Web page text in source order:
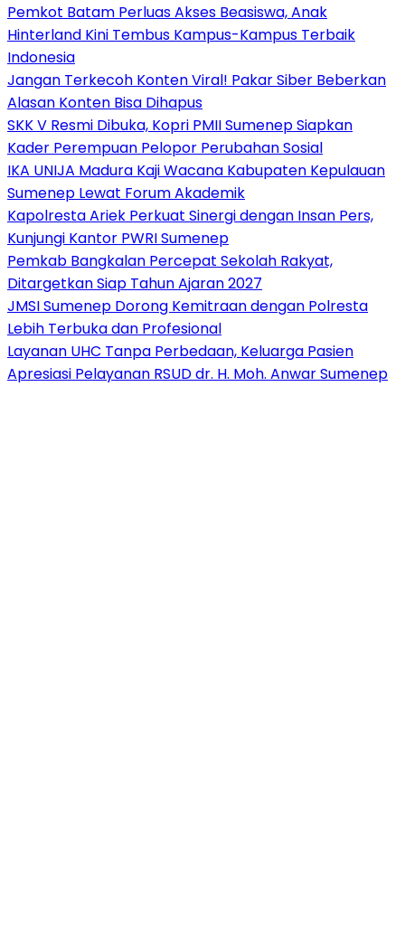
Pemkot Batam Perluas Akses Beasiswa, Anak
Hinterland Kini Tembus Kampus-Kampus Terbaik
Indonesia
Jangan Terkecoh Konten Viral! Pakar Siber Beberkan
Alasan Konten Bisa Dihapus
SKK V Resmi Dibuka, Kopri PMII Sumenep Siapkan
Kader Perempuan Pelopor Perubahan Sosial
IKA UNIJA Madura Kaji Wacana Kabupaten Kepulauan
Sumenep Lewat Forum Akademik
Kapolresta Ariek Perkuat Sinergi dengan Insan Pers,
Kunjungi Kantor PWRI Sumenep
Pemkab Bangkalan Percepat Sekolah Rakyat,
Ditargetkan Siap Tahun Ajaran 2027
JMSI Sumenep Dorong Kemitraan dengan Polresta
Lebih Terbuka dan Profesional
Layanan UHC Tanpa Perbedaan, Keluarga Pasien
Apresiasi Pelayanan RSUD dr. H. Moh. Anwar Sumenep